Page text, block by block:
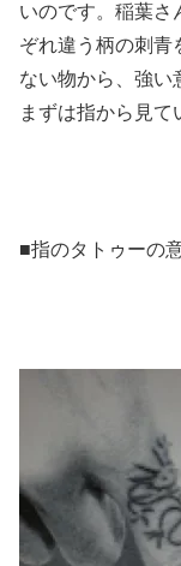
いのです。稲葉さ
ぞれ違う柄の刺青
ない物から、強い
まずは指から見て
■指のタトゥーの